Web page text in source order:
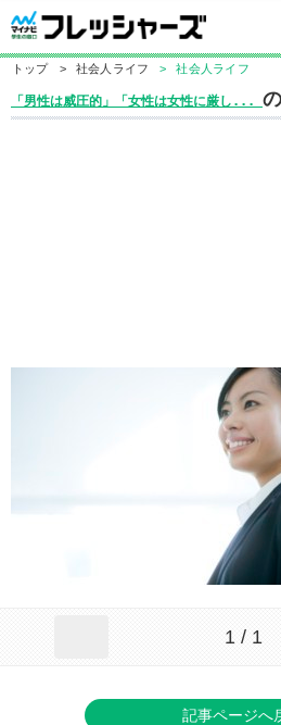
トップ > 社会人ライフ > 社会人ライフ
「男性は威圧的」「女性は女性に厳し...
1 / 1
記事ページへ